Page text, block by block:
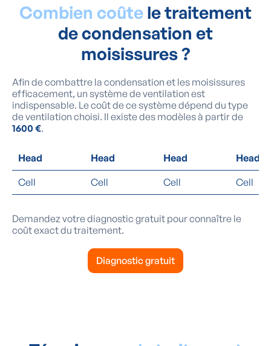
Combien coûte le traitement
de condensation et
moisissures ?
Afin de combattre la condensation et les moisissures
efficacement, un système de ventilation est
indispensable. Le coût de ce système dépend du type
de ventilation choisi. Il existe des modèles à partir de
1600 €.
Head Head Head
Head
Cell
Cell Cell Cell
Demandez votre diagnostic gratuit pour connaître le
coût exact du traitement.
Diagnostic gratuit